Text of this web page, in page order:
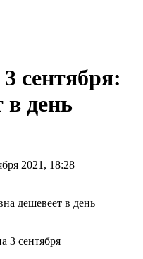
сентября:
в день
2021, 18:28
3 сентября